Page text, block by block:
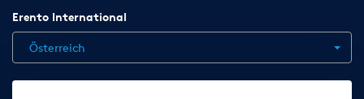
Erento International
Österreich